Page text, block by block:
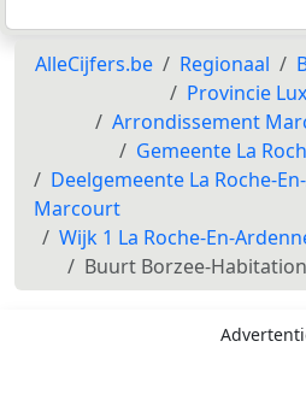
AlleCijfers.be Regionaal
Provincie
Arrondissement
Gemeente La
Deelgemeente La Roche-
Marcourt
Wijk 1 La Roche-En-
Buurt Borzee-